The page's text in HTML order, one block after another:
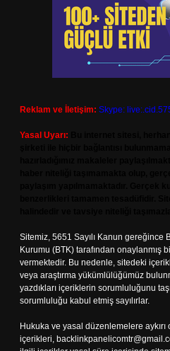
Reklam ve İletişim: Skype:
Yasal Uyarı:
Sitemiz, 5651 Sayılı Kanun gereğince
Kurumu (BTK) tarafından onaylanmış
vermektedir. Bu nedenle, sitedeki
veya araştırma yükümlülüğümüz
yazdıkları içeriklerin sorumluluğunu
sorumluluğu kabul etmiş sayılırlar.
Hukuka ve yasal düzenlemelere
içerikleri,